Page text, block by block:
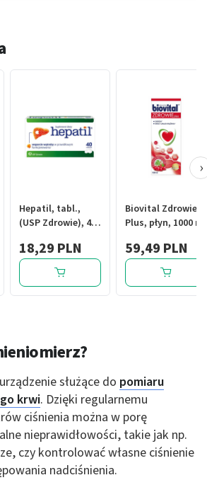
Hepatil, tabl.,
(USP Zdrowie), 40
18,29 PLN
Biovital Zdrowie
Plus, płyn, 1000 ml
59,49 PLN
›
służące do pomiaru
krwi. Dzięki regularnemu
ciśnienia można w porę
nieprawidłowości, takie jak np.
czy kontrolować własne ciśnienie
nadciśnienia.